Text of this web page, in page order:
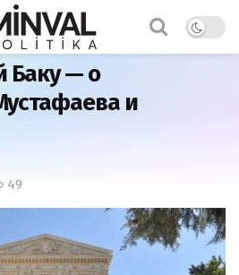
— о
и
49